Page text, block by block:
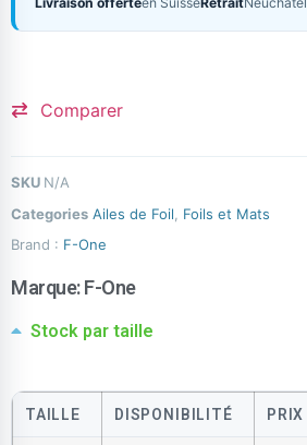
Comparer
SKU N/A
Categories Ailes de Foil
Foils et Mats
Brand : F-One
Marque:F-One
Stock par taille
TAILLE DISPONIBILITÉ PRIX